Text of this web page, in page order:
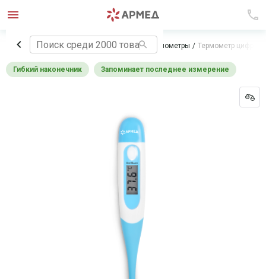
Главная Медицинское оборудование Термометры Термометр
Гибкий наконечник Запоминает последнее измерение